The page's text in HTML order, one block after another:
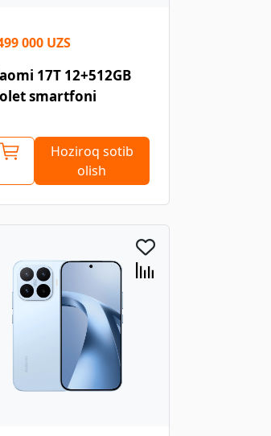
000 UZS
17T 12+512GB
smartfoni
Hoziroq sotib
olish